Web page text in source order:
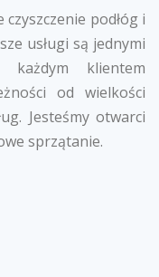
podłóg i
usługi są jednymi
każdym klientem
od wielkości
Jesteśmy otwarci
sprzątanie.